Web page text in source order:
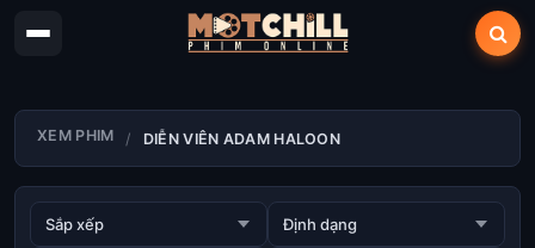
XEM PHIM DIỄN VIÊN ADAM HALOON